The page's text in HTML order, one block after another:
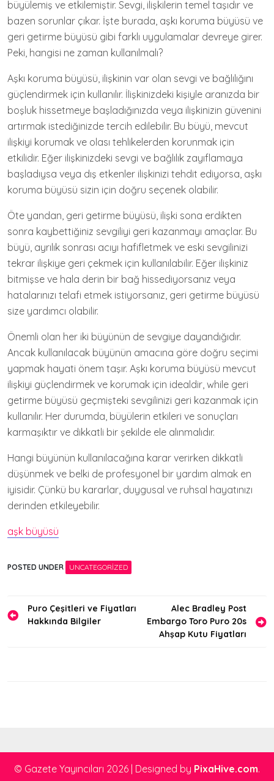
büyülemiş ve etkilemiştir. Sevgi, ilişkilerin temel taşıdır ve
bazen sorunlar çıkar. İşte burada, aşkı koruma büyüsü ve
geri getirme büyüsü gibi farklı uygulamalar devreye girer.
Peki, hangisi ne zaman kullanılmalı?
Aşkı koruma büyüsü, ilişkinin var olan sevgi ve bağlılığını
güçlendirmek için kullanılır. İlişkinizdeki kişiyle aranızda bir
boşluk hissetmeye başladığınızda veya ilişkinizin güvenini
artırmak istediğinizde tercih edilebilir. Bu büyü, mevcut
ilişkiyi korumak ve olası tehlikelerden korunmak için
etkilidir. Eğer ilişkinizdeki sevgi ve bağlılık zayıflamaya
başladıysa veya dış etkenler ilişkinizi tehdit ediyorsa, aşkı
koruma büyüsü sizin için doğru seçenek olabilir.
Öte yandan, geri getirme büyüsü, ilişki sona erdikten
sonra kaybettiğiniz sevgiliyi geri kazanmayı amaçlar. Bu
büyü, ayrılık sonrası acıyı hafifletmek ve eski sevgilinizi
tekrar ilişkiye geri çekmek için kullanılabilir. Eğer ilişkiniz
bitmişse ve hala derin bir bağ hissediyorsanız veya
hatalarınızı telafi etmek istiyorsanız, geri getirme büyüsü
size yardımcı olabilir.
Önemli olan her iki büyünün de sevgiye dayandığıdır.
Ancak kullanılacak büyünün amacına göre doğru seçimi
yapmak hayati önem taşır. Aşkı koruma büyüsü mevcut
ilişkiyi güçlendirmek ve korumak için idealdir, while geri
getirme büyüsü geçmişteki sevgilinizi geri kazanmak için
kullanılır. Her durumda, büyülerin etkileri ve sonuçları
karmaşıktır ve dikkatli bir şekilde ele alınmalıdır.
Hangi büyünün kullanılacağına karar verirken dikkatli
düşünmek ve belki de profesyonel bir yardım almak en
iyisidir. Çünkü bu kararlar, duygusal ve ruhsal hayatınızı
derinden etkileyebilir.
aşk büyüsü
POSTED UNDER UNCATEGORIZED
Yazı
gezinmesi
Puro Çeşitleri ve Fiyatları
Hakkında Bilgiler
Alec Bradley Post
Embargo Toro Puro 20s
Ahşap Kutu Fiyatları
© Gazete Yayıncıları 2026 Designed by PixaHive.com.